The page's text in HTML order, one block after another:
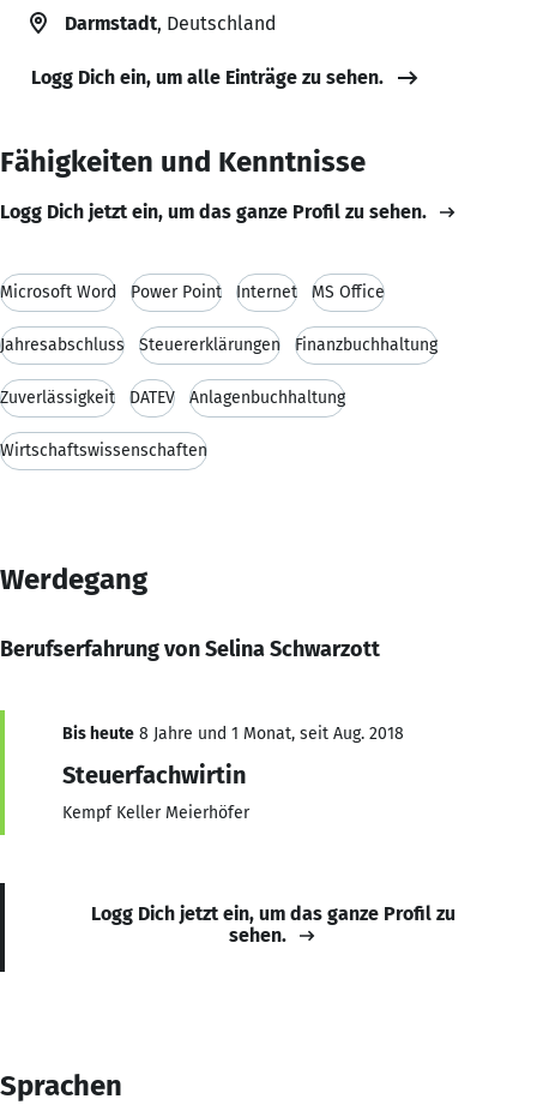
Darmstadt, Deutschland
Logg Dich ein, um alle Einträge zu sehen.
Fähigkeiten und Kenntnisse
Logg Dich jetzt ein, um das ganze Profil zu sehen.
Microsoft Word Power Point Internet MS Office
Jahresabschluss Steuererklärungen Finanzbuchhaltung
Zuverlässigkeit DATEV Anlagenbuchhaltung
Wirtschaftswissenschaften
Werdegang
Berufserfahrung von Selina Schwarzott
Bis heute 8 Jahre und 1 Monat, seit Aug. 2018
Steuerfachwirtin
Kempf Keller Meierhöfer
Logg Dich jetzt ein, um das ganze Profil zu
sehen.
Sprachen